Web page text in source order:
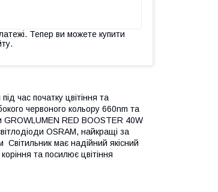
Тепер ви можете купити
час початку цвітіння та
червоного кольору 660nm та
GROWLUMEN RED BOOSTER 40W
OSRAM, найкращі за
має надійний якісний
та посилює цвітіння